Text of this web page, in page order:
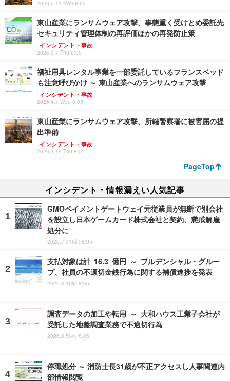
2026.5.11 Mon 8:05
東山産業にランサムウェア攻撃、事態重く受けとめ委託先
セキュリティ管理体制の再評価ほかの再発防止策
インシデント・事故
2026.5.7 Thu 8:05
福祉用具レンタル事業を一部委託しているフランスベッド
も注意呼びかけ ～ 東山産業へのランサムウェア攻撃
インシデント・事故
2026.4.1 Wed 8:05
東山産業にランサムウェア攻撃、所轄警察署に被害届の提
出準備
インシデント・事故
2026.3.19 Thu 8:05
PageTop
インシデント・情報漏えい人気記事
GMOペイメントゲートウェイ元従業員が無断で別会社
を設立し日本ゲームカード株式会社と契約、懲戒解雇
処分に
2026.7.31(金) 8:05
支払対象は計 16.3 億円 ～ プルデンシャル・グルー
プ、社員の不適切金銭行為に関する補償進捗を発表
2026.8.4(火) 8:05
調査データの加工や転用 ～ 大和ハウス工業子会社が
受託した地盤調査業務で不適切行為
2026.8.5(水) 8:05
停職処分 ～ 消防士長31歳が不正アクセスし人事関連内
部情報閲覧